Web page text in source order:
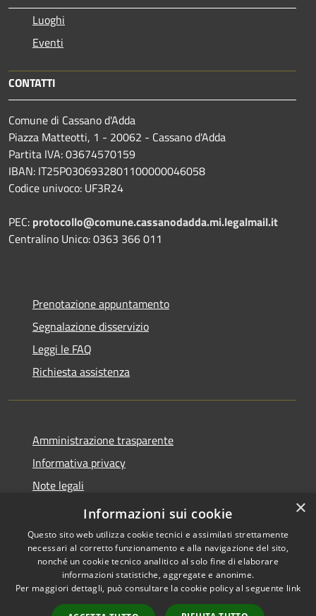
Luoghi
Eventi
CONTATTI
Comune di Cassano d'Adda
Piazza Matteotti, 1 - 20062 - Cassano d'Adda
Partita IVA: 03674570159
IBAN: IT25P0306932801100000046058
Codice univoco: UF3R24
PEC: protocollo@comune.cassanodadda.mi.legalmail.it
Centralino Unico: 0363 366 011
Prenotazione appuntamento
Segnalazione disservizio
Leggi le FAQ
Richiesta assistenza
Amministrazione trasparente
Informativa privacy
Note legali
Dichiarazione di accessibilità
Accessibilità
Copyright © 2026 • Comune di
Cassano d'Adda • Powered by
×
Informazioni sui cookie
Questo sito web utilizza cookie tecnici e assimilati strettamente
necessari al corretto funzionamento e alla navigazione del sito,
nonché un cookie tecnico analitico al solo fine di elaborare
informazioni statistiche, aggregate e anonime.
Per maggiori dettagli, può consultare la cookie policy al seguente link